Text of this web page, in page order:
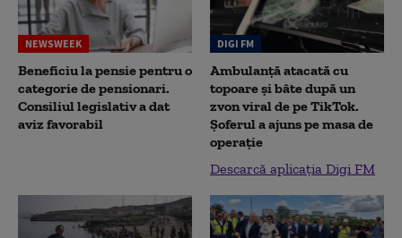
NEWSWEEK
Beneficiu la pensie pentru o
categorie de pensionari.
Consiliul legislativ a dat
aviz favorabil
DIGI FM
Ambulanță atacată cu
topoare și bâte după un
zvon viral de pe TikTok.
Șoferul a ajuns pe masa de
operație
Descarcă aplicația Digi FM